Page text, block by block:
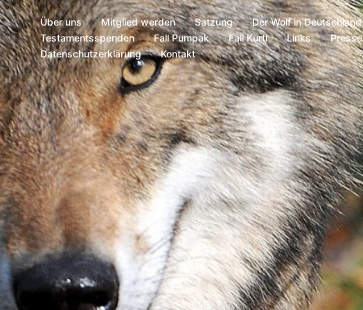
Über uns Mitglied werden Satzung Der Wolf in Deutschland
Testamentsspenden
Fall Pumpak Fall Kurti Links Presse
Datenschutzerklärung
Kontakt